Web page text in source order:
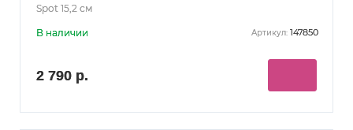
Spot 15,2 см
В наличии Артикул: 147850
2 790 р.